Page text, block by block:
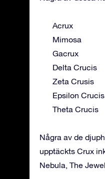
Acrux
Mimosa
Gacrux
Delta Crucis
Zeta Crusis
Epsilon Crucis
Theta Crucis
Några av de
upptäckts Crux
Nebula, The